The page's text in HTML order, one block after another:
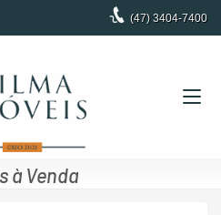
(47) 3404-7400
à Venda